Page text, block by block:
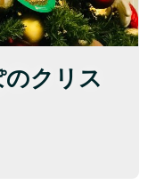
のクリス